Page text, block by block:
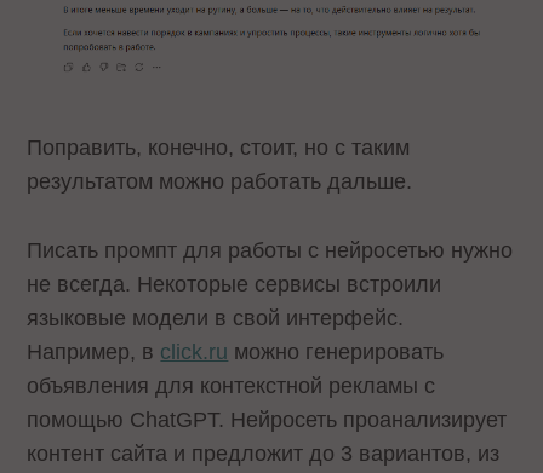
Поправить, конечно, стоит, но с таким
результатом можно работать дальше.
Писать промпт для работы с нейросетью нужно
не всегда. Некоторые сервисы встроили
языковые модели в свой интерфейс.
Например, в click.ru можно генерировать
объявления для контекстной рекламы с
помощью ChatGPT. Нейросеть проанализирует
контент сайта и предложит до 3 вариантов, из